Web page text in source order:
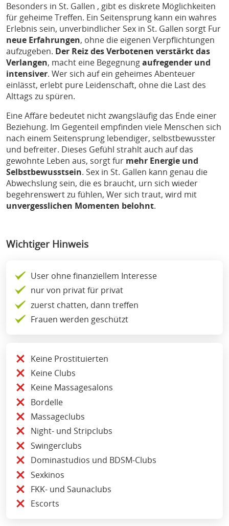
Besonders in St. Gallen , gibt es diskrete Möglichkeiten
für geheime Treffen. Ein Seitensprung kann ein wahres
Erlebnis sein, unverbindlicher Sex in St. Gallen sorgt Fur
neue Erfahrungen, ohne die eigenen Verpflichtungen
aufzugeben. Der Reiz des Verbotenen verstärkt das
Verlangen, macht eine Begegnungaufregender und
intensiver. Wer sich auf ein geheimes Abenteuer
einlässt, erlebt pure Leidenschaft, ohne die Last des
Alttags zu spüren.
Eine Affäre bedeutet nicht zwangsläufig das Ende einer
Beziehung. Im Gegenteil empfinden viele Menschen sich
nach einem Seitensprung lebendiger, selbstbewusster
und befreiter. Dieses Gefühl strahlt auch auf das
gewohnte Leben aus, sorgt fur mehr Energie und
Selbstbewusstsein. Sex in St. Gallen kann genau die
Abwechslung sein, die es braucht, urn sich wieder
begehrenswert zu fühlen, Wer sich traut, wird mit
unvergesslichen Momenten belohnt.
Wichtiger Hinweis
User ohne finanziellem Interesse
nur von privat für privat
zuerst chatten, dann treffen
Frauen werden geschützt
Keine Prostituierten
Keine Clubs
Keine Massagesalons
Bordelle
Massageclubs
Night- und Stripclubs
Swingerclubs
Dominastudios und BDSM-Clubs
Sexkinos
FKK- und Saunaclubs
Escorts